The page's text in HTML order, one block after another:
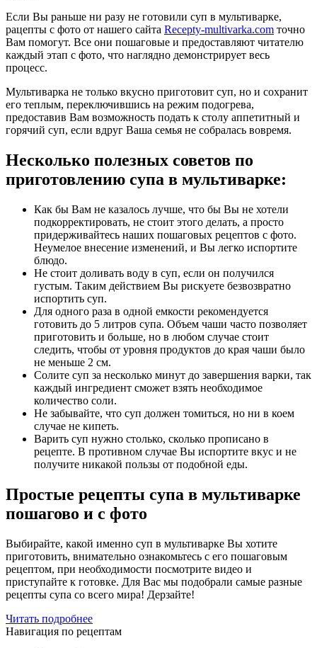
Если Вы раньше ни разу не готовили суп в мультиварке,
рацепты с фото от нашего сайта Recepty-multivarka.com точно
Вам помогут. Все они пошаговые и предоставляют читателю
каждый этап с фото, что наглядно демонстрирует весь
процесс.
Мультиварка не только вкусно приготовит суп, но и сохранит
его теплым, переключившись на режим подогрева,
предоставив Вам возможность подать к столу аппетитный и
горячий суп, если вдруг Ваша семья не собралась вовремя.
Несколько полезных советов по
приготовлению супа в мультиварке:
Как бы Вам не казалось лучше, что бы Вы не хотели
подкорректировать, не стоит этого делать, а просто
придерживайтесь наших пошаговых рецептов с фото.
Неумелое внесение изменений, и Вы легко испортите
блюдо.
Не стоит доливать воду в суп, если он получился
густым. Таким действием Вы рискуете безвозвратно
испортить суп.
Для одного раза в одной емкости рекомендуется
готовить до 5 литров супа. Объем чаши часто позволяет
приготовить и больше, но в любом случае стоит
следить, чтобы от уровня продуктов до края чаши было
не меньше 2 см.
Солите суп за несколько минут до завершения варки, так
каждый ингредиент сможет взять необходимое
количество соли.
Не забывайте, что суп должен томиться, но ни в коем
случае не кипеть.
Варить суп нужно столько, сколько прописано в
рецепте. В противном случае Вы испортите вкус и не
получите никакой пользы от подобной еды.
Простые рецепты супа в мультиварке
пошагово и с фото
Выбирайте, какой именно суп в мультиварке Вы хотите
приготовить, внимательно ознакомьтесь с его пошаговым
рецептом, при необходимости посмотрите видео и
приступайте к готовке. Для Вас мы подобрали самые разные
рецепты супа со всего мира! Дерзайте!
Читать подробнее
Навигация по рецептам